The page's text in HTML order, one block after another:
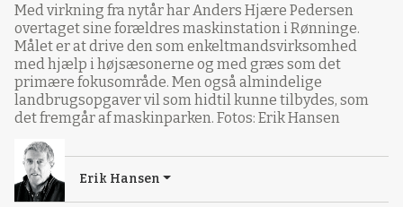
Med virkning fra nytår har Anders Hjære Pedersen
overtaget sine forældres maskinstation i Rønninge.
Målet er at drive den som enkeltmandsvirksomhed
med hjælp i højsæsonerne og med græs som det
primære fokusområde. Men også almindelige
landbrugsopgaver vil som hidtil kunne tilbydes, som
det fremgår af maskinparken. Fotos: Erik Hansen
Erik Hansen